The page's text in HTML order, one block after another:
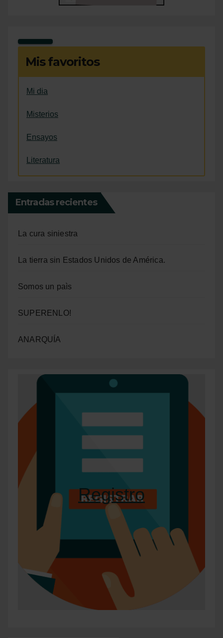
Mis favoritos
Mi dia
Misterios
Ensayos
Literatura
Entradas recientes
La cura siniestra
La tierra sin Estados Unidos de América.
Somos un paìs
SUPERENLO!
ANARQUÍA
Registro